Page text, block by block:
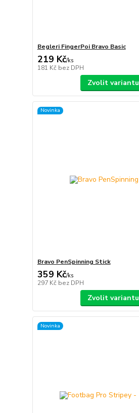
Begleri FingerPoi Bravo Basic
219 Kč/ks
181 Kč bez DPH
Zvolit variantu
Novinka
Bravo PenSpinning Stick
359 Kč/ks
297 Kč bez DPH
Zvolit variantu
Novinka